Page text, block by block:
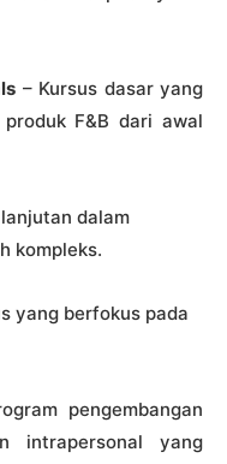
– Kursus dasar yang
F&B dari awal
dalam
kompleks.
yang berfokus pada
pengembangan
intrapersonal yang